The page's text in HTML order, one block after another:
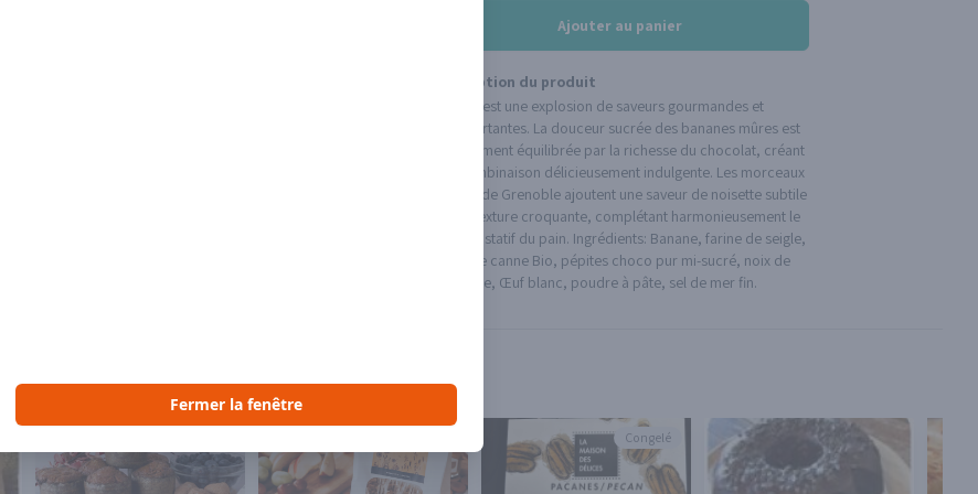
Ajouter au panier
Description du produit
Ce pain est une explosion de saveurs gourmandes et
réconfortantes. La douceur sucrée des bananes mûres est
parfaitement équilibrée par la richesse du chocolat, créant
une combinaison délicieusement indulgente. Les morceaux
de noix de Grenoble ajoutent une saveur de noisette subtile
et une texture croquante, complétant harmonieusement le
profil gustatif du pain. Ingrédients: Banane, farine de seigle,
sucre de canne Bio, pépites choco pur mi-sucré, noix de
Grenoble, Œuf blanc, poudre à pâte, sel de mer fin.
Voir Vous pourriez aussi aimer
Congelé
Fermer la fenêtre